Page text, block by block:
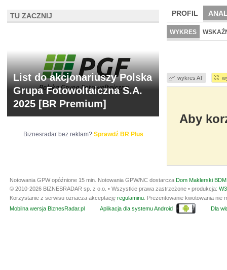
PROFIL
BR LAB
WYKRES
wykres AT
Aby
TU ZACZNIJ
List do akcjonariuszy Polska
Grupa Fotowoltaiczna S.A.
2025 [BR Premium]
Biznesradar bez reklam? Sprawdź BR Plus
Notowania GPW opóźnione 15 min. Notowania GPW/NC dostarcza Dom Maklerski
© 2010-2026 BIZNESRADAR sp. z o.o. • Wszystkie prawa zastrzeżone • produkcja:
Korzystanie z serwisu oznacza akceptację regulaminu . Prezentowanie kwotowania
Mobilna wersja BiznesRadar.pl
Aplikacja dla systemu Android Dla